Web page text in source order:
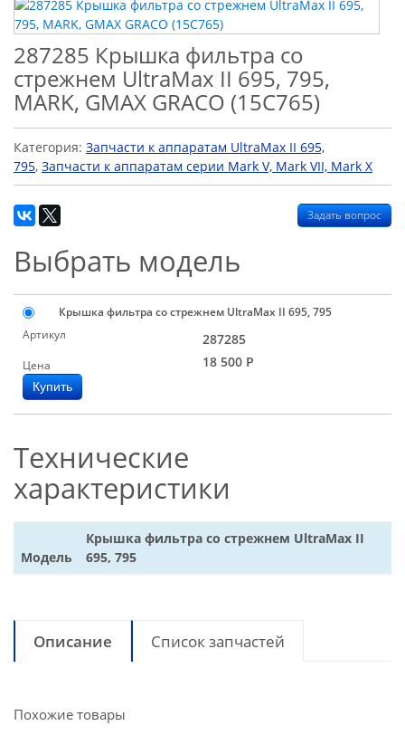
287285 Крышка фильтра со
стрежнем UltraMax II 695, 795,
MARK, GMAX GRACO (15C765)
Категория: Запчасти к аппаратам UltraMax II 695,
795, Запчасти к аппаратам серии Mark V, Mark VII, Mark X
Задать вопрос
Выбрать модель
Крышка фильтра со стрежнем UltraMax II 695, 795
Артикул
287285
Цена 18 500 Р
Технические
характеристики
Модель
Крышка фильтра со стрежнем UltraMax II
695, 795
Описание Список запчастей
Похожие товары